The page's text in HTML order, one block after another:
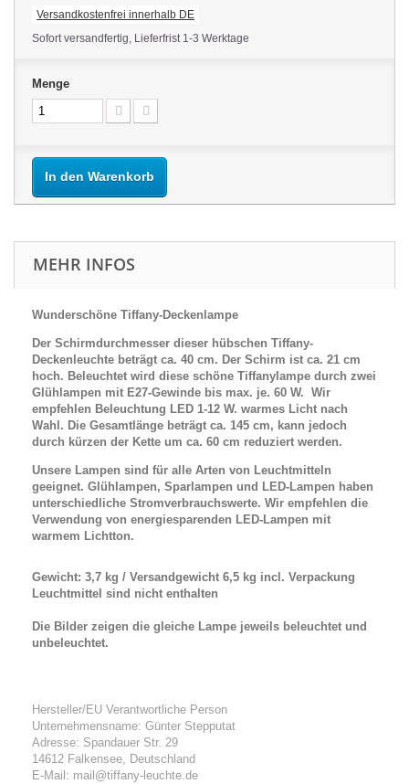
Versandkostenfrei innerhalb DE
Sofort versandfertig, Lieferfrist 1-3 Werktage
Menge
In den Warenkorb
MEHR INFOS
Wunderschöne Tiffany-Deckenlampe
Der Schirmdurchmesser dieser hübschen Tiffany-
Deckenleuchte beträgt ca. 40 cm. Der Schirm ist ca. 21 cm
hoch. Beleuchtet wird diese schöne Tiffanylampe durch zwei
Glühlampen mit E27-Gewinde bis max. je. 60 W. Wir
empfehlen Beleuchtung LED 1-12 W. warmes Licht nach
Wahl. Die Gesamtlänge beträgt ca. 145 cm, kann jedoch
durch kürzen der Kette um ca. 60 cm reduziert werden.
Unsere Lampen sind für alle Arten von Leuchtmitteln
geeignet. Glühlampen, Sparlampen und LED-Lampen haben
unterschiedliche Stromverbrauchswerte. Wir empfehlen die
Verwendung von energiesparenden LED-Lampen mit
warmem Lichtton.
Gewicht: 3,7 kg / Versandgewicht 6,5 kg incl. Verpackung
Leuchtmittel sind nicht enthalten
Die Bilder zeigen die gleiche Lampe jeweils beleuchtet und
unbeleuchtet.
Hersteller/EU Verantwortliche Person
Unternehmensname: Günter Stepputat
Adresse: Spandauer Str. 29
14612 Falkensee, Deutschland
E-Mail: mail@tiffany-leuchte.de